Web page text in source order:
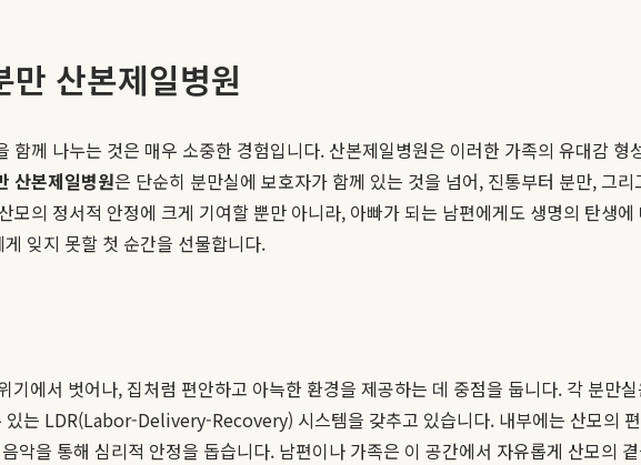
산본제일병원
께 나누는 것은 매우 소중한 경험입니다. 산본제일병원은 이러한 가족의 유대감
산본제일병원은 단순히 분만실에 보호자가 함께 있는 것을 넘어, 진통부터 분만, 그
의 정서적 안정에 크게 기여할 뿐만 아니라, 아빠가 되는 남편에게도 생명의 탄생
잊지 못할 첫 순간을 선물합니다.
에서 벗어나, 집처럼 편안하고 아늑한 환경을 제공하는 데 중점을 둡니다. 각 분만
는 LDR(Labor-Delivery-Recovery) 시스템을 갖추고 있습니다. 내부에는 산모의
악을 통해 심리적 안정을 돕습니다. 남편이나 가족은 이 공간에서 자유롭게 산모의